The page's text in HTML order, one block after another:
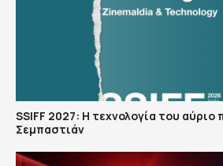
SSIFF 2027: Η τεχνολογία του αύριο
Σεμπαστιάν